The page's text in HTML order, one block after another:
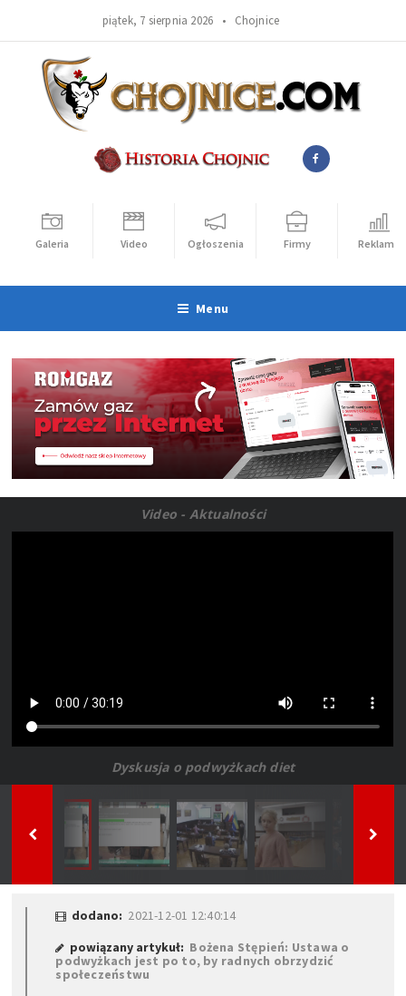
piątek, 7 sierpnia 2026 • Chojnice
Galeria Video Ogłoszenia Firmy Reklama
Menu
Video - Aktualności
Dyskusja o podwyżkach diet
dodano: 2021-12-01 12:40:14
powiązany artykuł: Bożena Stępień: Ustawa o
podwyżkach jest po to, by radnych obrzydzić
społeczeństwu